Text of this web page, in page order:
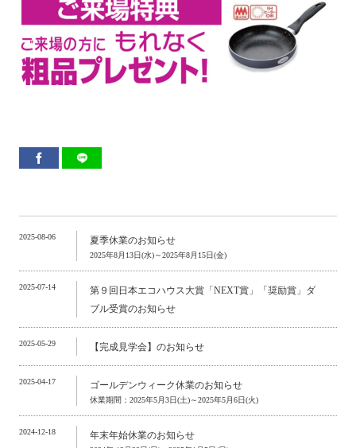
2025-08-06 夏季休業のお知らせ
2025年8月13日(水)～2025年8月15日(金)
2025-07-14
第９回日本エコハウス大賞「NEXT賞」「奨励賞」ダ
ブル受賞のお知らせ
2025-05-29 【完成見学会】のお知らせ
2025-04-17 ゴールデンウィーク休業のお知らせ
休業期間：2025年5月3日(土)～2025年5月6日(火)
2024-12-18 年末年始休業のお知らせ